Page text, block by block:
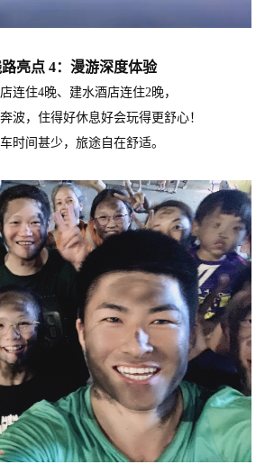
亮点 4：漫游深度体验
连住4晚、建水酒店连住2晚，
波， 住得好休息好会玩得更舒心！
时间甚少，旅途自在舒适。